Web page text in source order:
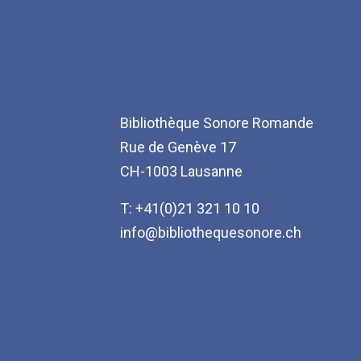
Bibliothèque Sonore Romande
Rue de Genève 17
CH-1003 Lausanne
T: +41(0)21 321 10 10
info@bibliothequesonore.ch